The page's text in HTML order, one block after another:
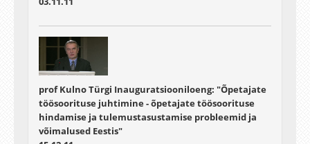
prof Kulno Türgi Inauguratsiooniloeng: "Õpetajate
töösoorituse juhtimine - õpetajate töösoorituse
hindamise ja tulemustasustamise probleemid ja
võimalused Eestis"